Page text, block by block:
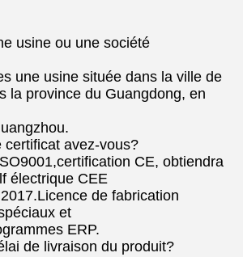
usine ou une société
une usine située dans la ville de
la province du Guangdong, en
certificat avez-vous?
CE, obtiendra
électrique CEE
de fabrication
et
ERP.
de livraison du produit?